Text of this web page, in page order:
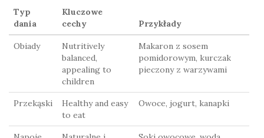
Typ
dania
Kluczowe
cechy
Przykłady
Obiady
Nutritively
balanced,
appealing to
children
Makaron z sosem
pomidorowym, kurczak
pieczony z warzywami
Przekąski
Healthy and easy
to eat
Owoce, jogurt, kanapki